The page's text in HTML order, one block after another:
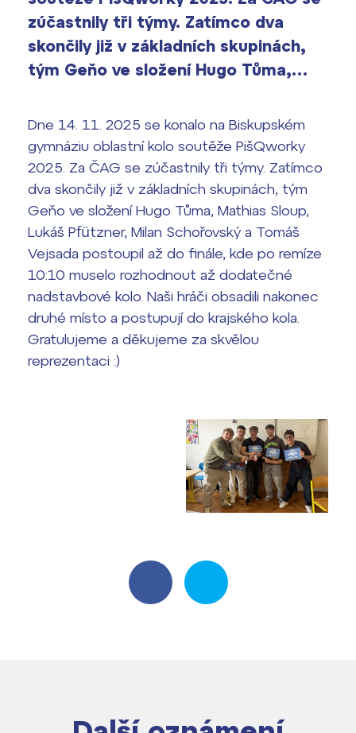
Výsledky 1. kola přijímacího řízení
2026/2027
Europass
FOCUSing
Zahraniční stipendia
ČAG studentský
Maturitní témata
Pomoc! Mám problém!
Harmonogram školního roku
vyhledávání
Office 365
zúčastnily tři týmy. Zatímco dva
skončily již v základních skupinách,
tým Geňo ve složení Hugo Tůma,…
Dne 14. 11. 2025 se konalo na Biskupském
gymnáziu oblastní kolo soutěže PišQworky
2025. Za ČAG se zúčastnily tři týmy. Zatímco
dva skončily již v základních skupinách, tým
Geňo ve složení Hugo Tůma, Mathias Sloup,
Lukáš Pfützner, Milan Schořovský a Tomáš
Vejsada postoupil až do finále, kde po remíze
10:10 muselo rozhodnout až dodatečné
nadstavbové kolo. Naši hráči obsadili nakonec
druhé místo a postupují do krajského kola.
Gratulujeme a děkujeme za skvělou
reprezentaci :)